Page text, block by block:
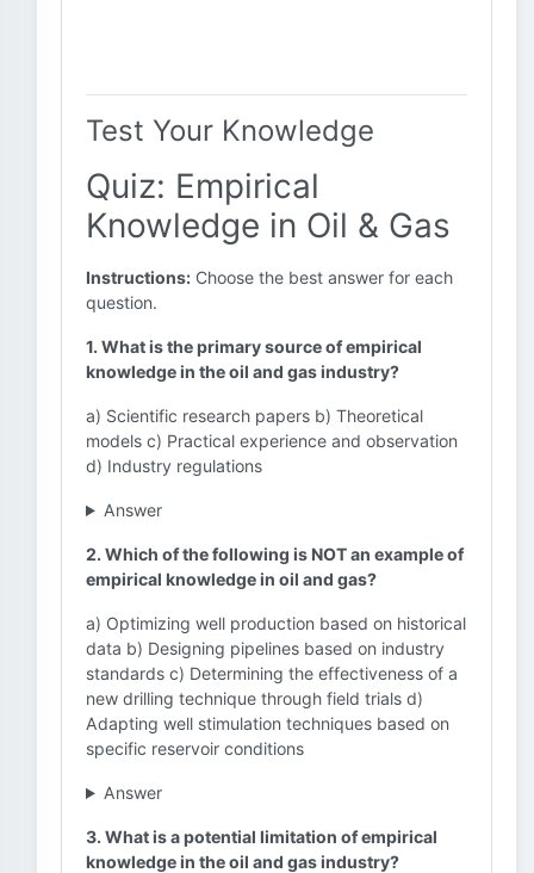
Test Your Knowledge
Quiz: Empirical
Knowledge in Oil & Gas
Instructions: Choose the best answer for each
question.
1. What is the primary source of empirical
knowledge in the oil and gas industry?
a) Scientific research papers b) Theoretical
models c) Practical experience and observation
d) Industry regulations
Answer
2. Which of the following is NOT an example of
empirical knowledge in oil and gas?
a) Optimizing well production based on historical
data b) Designing pipelines based on industry
standards c) Determining the effectiveness of a
new drilling technique through field trials d)
Adapting well stimulation techniques based on
specific reservoir conditions
Answer
3. What is a potential limitation of empirical
knowledge in the oil and gas industry?